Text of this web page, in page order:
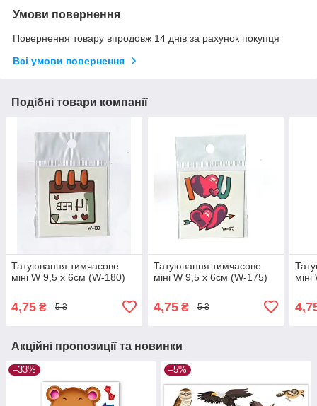
Умови повернення
Повернення товару впродовж 14 днів за рахунок покупця
Всі умови повернення
Подібні товари компанії
Татуювання тимчасове
міні W 9,5 х 6см (W-180)
4,75 ₴ 5 ₴
Татуювання тимчасове
міні W 9,5 х 6см (W-175)
4,75₴ 5 ₴
Акційні пропозиції та новинки
–33% –5%